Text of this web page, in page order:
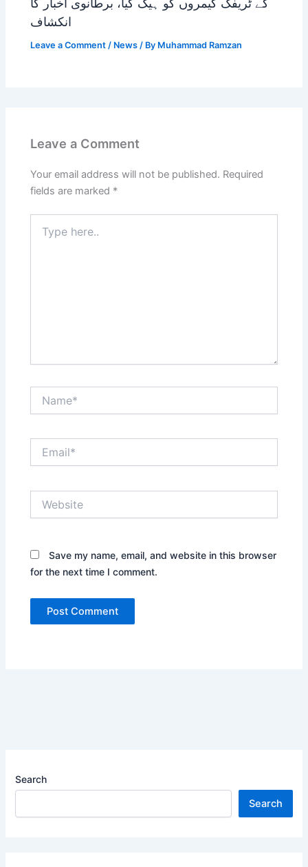
انکشاف
Leave a Comment / News / By Muhammad Ramzan
Leave a Comment
Your email address will not be published. Required
fields are marked *
here..
Save my name, email, and website in this browser
for the next time I comment.
Search
Search